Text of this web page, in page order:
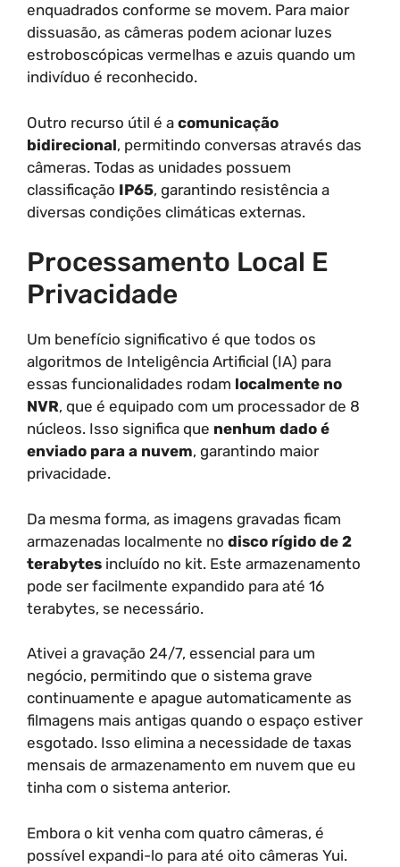
enquadrados conforme se movem. Para maior
dissuasão, as câmeras podem acionar luzes
estroboscópicas vermelhas e azuis quando um
indivíduo é reconhecido.
Outro recurso útil é a comunicação
bidirecional, permitindo conversas através das
câmeras. Todas as unidades possuem
classificação IP65, garantindo resistência a
diversas condições climáticas externas.
Processamento Local E
Privacidade
Um benefício significativo é que todos os
algoritmos de Inteligência Artificial (IA) para
essas funcionalidades rodam localmente no
NVR, que é equipado com um processador de 8
núcleos. Isso significa que nenhum dado é
enviado para a nuvem, garantindo maior
privacidade.
Da mesma forma, as imagens gravadas ficam
armazenadas localmente no disco rígido de 2
terabytes incluído no kit. Este armazenamento
pode ser facilmente expandido para até 16
terabytes, se necessário.
Ativei a gravação 24/7, essencial para um
negócio, permitindo que o sistema grave
continuamente e apague automaticamente as
filmagens mais antigas quando o espaço estiver
esgotado. Isso elimina a necessidade de taxas
mensais de armazenamento em nuvem que eu
tinha com o sistema anterior.
Embora o kit venha com quatro câmeras, é
possível expandi-lo para até oito câmeras Yui.